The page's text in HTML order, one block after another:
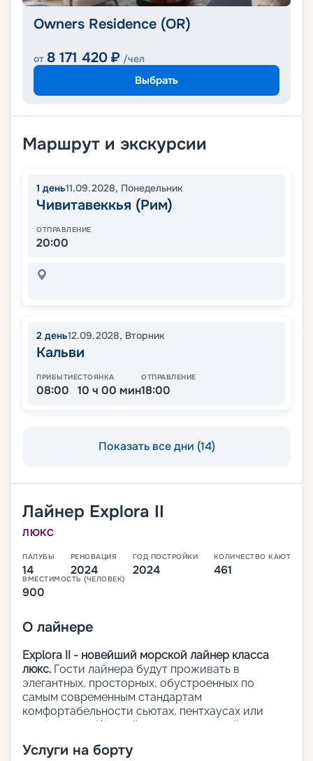
Owners Residence (OR)
от 8 171 420 ₽ /чел
Выбрать
Маршрут и экскурсии
1 день11.09.2028, Понедельник
Чивитавеккья (Рим)
ОТПРАВЛЕНИЕ
20:00
2 день12.09.2028, Вторник
Кальви
ПРИБЫТИЕ
08:00
СТОЯНКА
10 ч 00 мин
ОТПРАВЛЕНИЕ
18:00
Показать все дни (14)
Лайнер Explora II
ЛЮКС
ПАЛУБЫ
14
РЕНОВАЦИЯ
2024
ГОД ПОСТРОЙКИ
2024
КОЛИЧЕСТВО КАЮТ
461
ВМЕСТИМОСТЬ (ЧЕЛОВЕК)
900
О лайнере
Explora II - новейший морской лайнер класса
люкс. Гости лайнера будут проживать в
элегантных, просторных, обустроенных по
самым современным стандартам
комфортабельности сьютах, пентхаусах или
резиденциях. Каждый из 461 люксов лайнера с
приватными террасами.
Услуги на борту